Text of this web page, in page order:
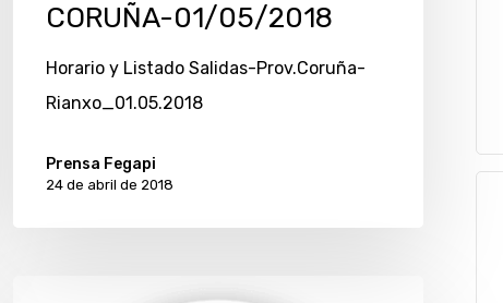
CORUÑA-01/05/2018
Horario y Listado Salidas-Prov.Coruña-
Rianxo_01.05.2018
Prensa Fegapi
24 de abril de 2018